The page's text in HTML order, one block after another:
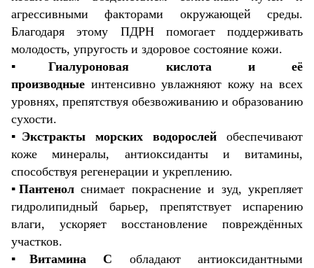
агрессивными факторами окружающей среды.
Благодаря этому ПДРН помогает поддерживать
молодость, упругость и здоровое состояние кожи.
▪️Гиалуроновая кислота и её
производные интенсивно увлажняют кожу на всех
уровнях, препятствуя обезвоживанию и образованию
сухости.
▪️ Экстракты морских водорослей обеспечивают
коже минералы, антиоксиданты и витамины,
способствуя регенерации и укреплению.
▪️ Пантенолснимает покраснение и зуд, укрепляет
гидролипидный барьер, препятствует испарению
влаги, ускоряет восстановление повреждённых
участков.
▪️ Витамина C обладают антиоксидантными